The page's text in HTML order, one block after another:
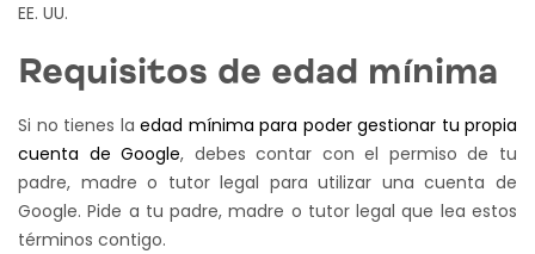
EE. UU.
Requisitos de edad mínima
Si no tienes la edad mínima para poder gestionar tu propia
cuenta de Google, debes contar con el permiso de tu
padre, madre o tutor legal para utilizar una cuenta de
Google. Pide a tu padre, madre o tutor legal que lea estos
términos contigo.